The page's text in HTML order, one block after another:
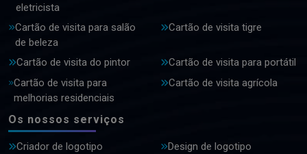
eletricista
Cartão de visita para salão
de beleza
Cartão de visita tigre
Cartão de visita do pintor
Cartão de visita para portátil
Cartão de visita para
melhorias residenciais
Cartão de visita agrícola
Os nossos serviços
Criador de logotipo
Design de logotipo